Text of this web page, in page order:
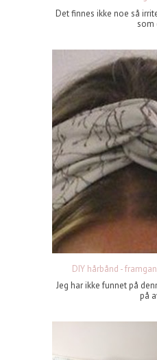
Det finnes ikke noe så
som
DIY hårbånd -
Jeg har ikke funnet på
på